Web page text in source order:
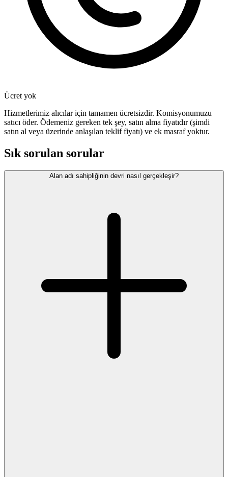
Ücret yok
Hizmetlerimiz alıcılar için tamamen ücretsizdir. Komisyonumuzu
satıcı öder. Ödemeniz gereken tek şey, satın alma fiyatıdır (şimdi
satın al veya üzerinde anlaşılan teklif fiyatı) ve ek masraf yoktur.
Sık sorulan sorular
Alan adı sahipliğinin devri nasıl gerçekleşir?